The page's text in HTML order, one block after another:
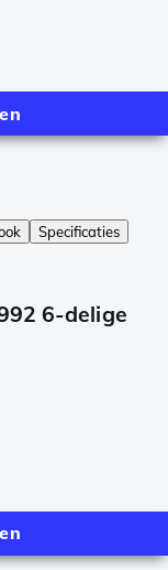
Specificaties
6-delige